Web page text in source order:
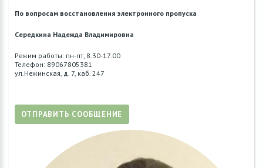
По вопросам восстановления электронного пропуска
Середкина Надежда Владимировна
Режим работы: пн-пт, 8.30-17.00
Телефон: 89067805381
ул.Нежинская, д. 7, каб. 247
ОТПРАВИТЬ СООБЩЕНИЕ